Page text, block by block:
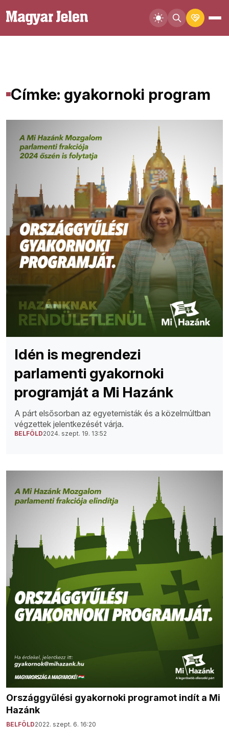
Címke: gyakornoki program
Idén is megrendezi
parlamenti gyakornoki
programját a Mi Hazánk
A párt elsősorban az egyetemisták és a közelmúltban
végzettek jelentkezését várja.
BELFÖLD2024. szept. 19. 13:52
Országgyűlési gyakornoki programot indít a Mi
Hazánk
BELFÖLD2022. szept. 6. 16:20